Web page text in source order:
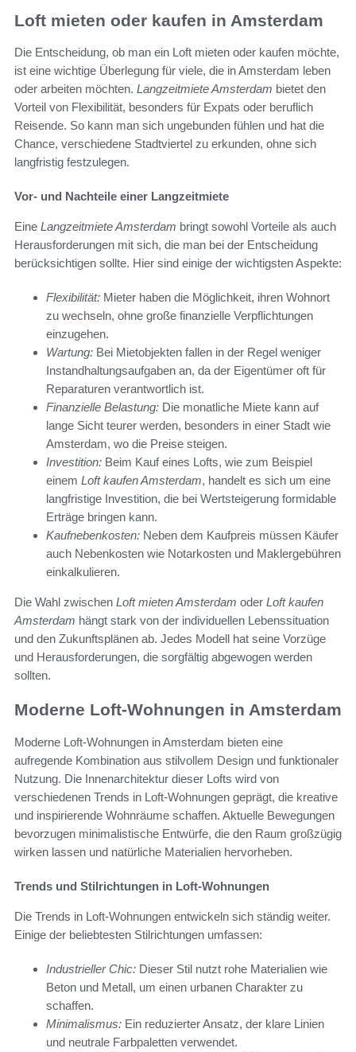
Loft mieten oder kaufen in Amsterdam
Die Entscheidung, ob man ein Loft mieten oder kaufen möchte,
ist eine wichtige Überlegung für viele, die in Amsterdam leben
oder arbeiten möchten. Langzeitmiete Amsterdam bietet den
Vorteil von Flexibilität, besonders für Expats oder beruflich
Reisende. So kann man sich ungebunden fühlen und hat die
Chance, verschiedene Stadtviertel zu erkunden, ohne sich
langfristig festzulegen.
Vor- und Nachteile einer Langzeitmiete
Eine Langzeitmiete Amsterdam bringt sowohl Vorteile als auch
Herausforderungen mit sich, die man bei der Entscheidung
berücksichtigen sollte. Hier sind einige der wichtigsten Aspekte:
Flexibilität: Mieter haben die Möglichkeit, ihren Wohnort
zu wechseln, ohne große finanzielle Verpflichtungen
einzugehen.
Wartung: Bei Mietobjekten fallen in der Regel weniger
Instandhaltungsaufgaben an, da der Eigentümer oft für
Reparaturen verantwortlich ist.
Finanzielle Belastung: Die monatliche Miete kann auf
lange Sicht teurer werden, besonders in einer Stadt wie
Amsterdam, wo die Preise steigen.
Investition: Beim Kauf eines Lofts, wie zum Beispiel
einem Loft kaufen Amsterdam, handelt es sich um eine
langfristige Investition, die bei Wertsteigerung formidable
Erträge bringen kann.
Kaufnebenkosten: Neben dem Kaufpreis müssen Käufer
auch Nebenkosten wie Notarkosten und Maklergebühren
einkalkulieren.
Die Wahl zwischen Loft mieten Amsterdam oder Loft kaufen
Amsterdam hängt stark von der individuellen Lebenssituation
und den Zukunftsplänen ab. Jedes Modell hat seine Vorzüge
und Herausforderungen, die sorgfältig abgewogen werden
sollten.
Moderne Loft-Wohnungen in Amsterdam
Moderne Loft-Wohnungen in Amsterdam bieten eine
aufregende Kombination aus stilvollem Design und funktionaler
Nutzung. Die Innenarchitektur dieser Lofts wird von
verschiedenen Trends in Loft-Wohnungen geprägt, die kreative
und inspirierende Wohnräume schaffen. Aktuelle Bewegungen
bevorzugen minimalistische Entwürfe, die den Raum großzügig
wirken lassen und natürliche Materialien hervorheben.
Trends und Stilrichtungen in Loft-Wohnungen
Die Trends in Loft-Wohnungen entwickeln sich ständig weiter.
Einige der beliebtesten Stilrichtungen umfassen:
Industrieller Chic: Dieser Stil nutzt rohe Materialien wie
Beton und Metall, um einen urbanen Charakter zu
schaffen.
Minimalismus: Ein reduzierter Ansatz, der klare Linien
und neutrale Farbpaletten verwendet.